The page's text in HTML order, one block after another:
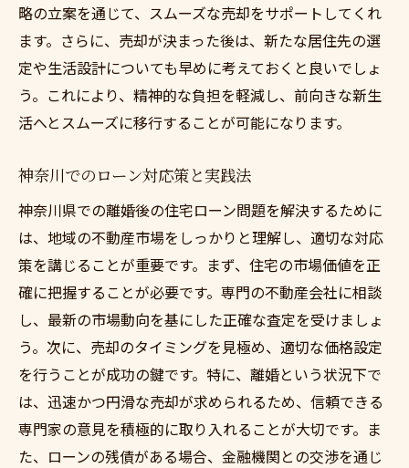
略の立案を通じて、スムーズな売却をサポートしてくれ
ます。さらに、売却が決まった後は、新たな居住先の選
定や生活設計についても早めに考えておくと良いでしょ
う。これにより、精神的な負担を軽減し、前向きな新生
活へとスムーズに移行することが可能になります。
神奈川でのローン対応策と実践法
神奈川県での離婚後の住宅ローン問題を解決するために
は、地域の不動産市場をしっかりと理解し、適切な対応
策を講じることが重要です。まず、住宅の市場価値を正
確に把握することが必要です。専門の不動産会社に相談
し、最新の市場動向を基にした正確な査定を受けましょ
う。次に、売却のタイミングを見極め、適切な価格設定
を行うことが成功の鍵です。特に、離婚という状況下で
は、迅速かつ円滑な売却が求められるため、信頼できる
専門家の意見を積極的に取り入れることが大切です。ま
た、ローンの残債がある場合、金融機関との交渉を通じ